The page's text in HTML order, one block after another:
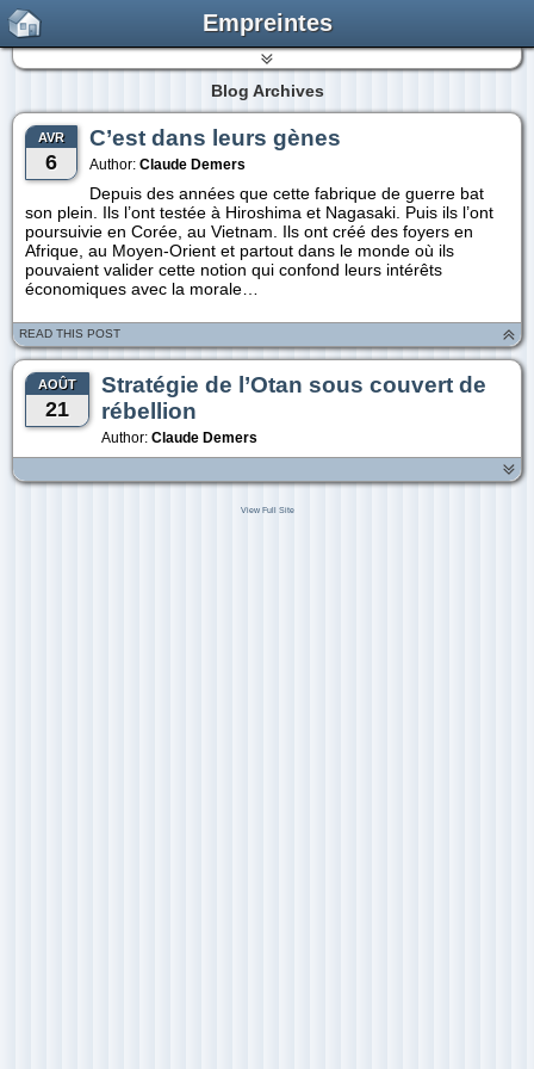
Empreintes
Blog Archives
AVR
6
C’est dans leurs gènes
Author: Claude Demers
Depuis des années que cette fabrique de guerre bat
son plein. Ils l’ont testée à Hiroshima et Nagasaki. Puis ils l’ont
poursuivie en Corée, au Vietnam. Ils ont créé des foyers en
Afrique, au Moyen-Orient et partout dans le monde où ils
pouvaient valider cette notion qui confond leurs intérêts
économiques avec la morale…
READ THIS POST
AOÛT
21
Stratégie de l’Otan sous couvert de
rébellion
Author: Claude Demers
View Full Site